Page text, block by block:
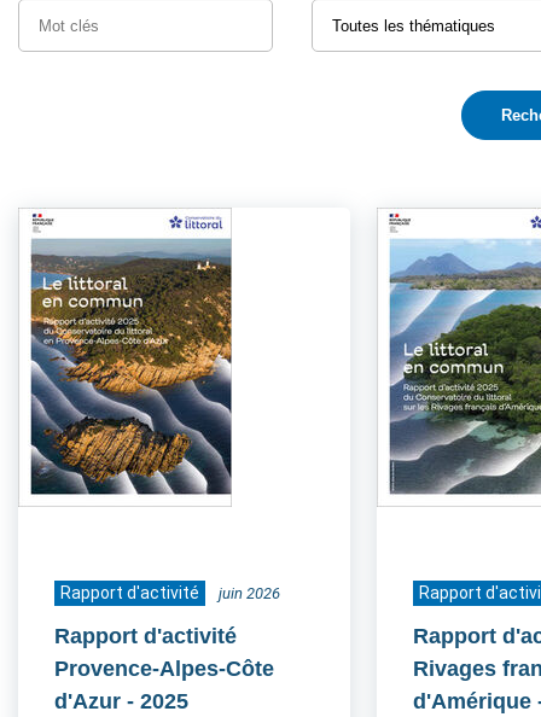
Rapport d'activité juin 2026
Rapport d'activité
Provence-Alpes-Côte
d'Azur - 2025
Rapport
Rapport
Rivages
d'Amérique